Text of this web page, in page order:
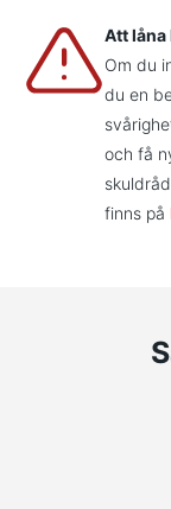
Att låna
Om du
du en
och få
finns på